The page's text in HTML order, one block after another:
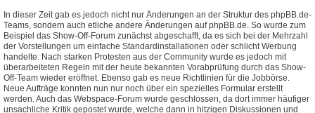
In dieser Zeit gab es jedoch nicht nur Änderungen an der Struktur des phpBB.de-
Teams, sondern auch etliche andere Änderungen auf phpBB.de. So wurde zum
Beispiel das Show-Off-Forum zunächst abgeschafft, da es sich bei der Mehrzahl
der Vorstellungen um einfache Standardinstallationen oder schlicht Werbung
handelte. Nach starken Protesten aus der Community wurde es jedoch mit
überarbeiteten Regeln mit der heute bekannten Vorabprüfung durch das Show-
Off-Team wieder eröffnet. Ebenso gab es neue Richtlinien für die Jobbörse.
Neue Aufträge konnten nun nur noch über ein spezielles Formular erstellt
werden. Auch das Webspace-Forum wurde geschlossen, da dort immer häufiger
unsachliche Kritik gepostet wurde, welche dann in hitzigen Diskussionen und